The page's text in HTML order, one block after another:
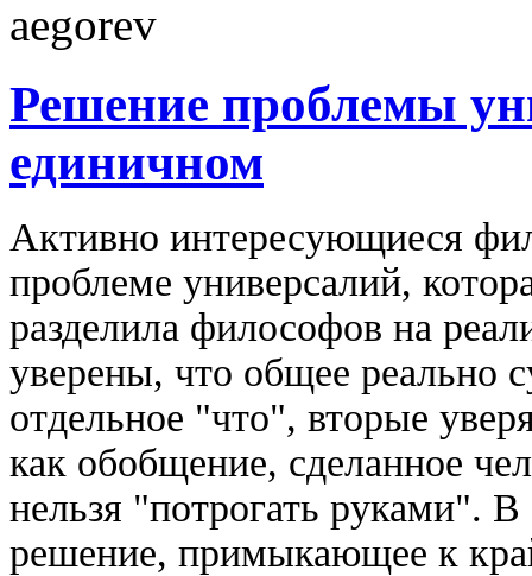
Решение проблемы
единичном
Активно интересующиеся
проблеме универсалий,
разделила философов на
уверены, что общее реально
отдельное "что", вторые
как обобщение, сделанное
нельзя "потрогать руками". В
решение, примыкающее к